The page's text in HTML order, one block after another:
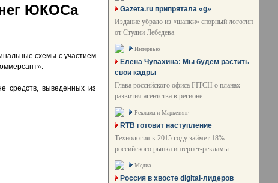
ЮКОСа
схемы с участием
средств, выведенных из
Gazeta.ru припрятала «g»
Издание убрало из «шапки» спорный логотип
от Студии Лебедева
Интервью
Елена Чувахина: Мы будем растить
свои кадры
Глава российского офиса FITCH о планах
развития агентства в регионе
Реклама и Маркетинг
RTB готовит наступление
Технология к 2015 году займет 18%
российского рынка интернет-рекламы
Медиа
Россия в хвосте digital-лидеров